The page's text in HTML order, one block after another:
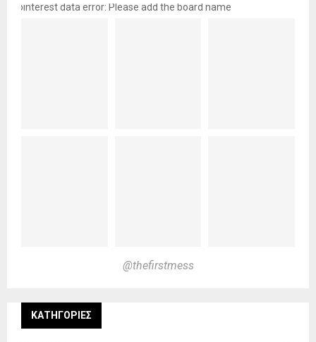
pinterest data error: Please add the board name
@thefirstmess
KΑΤΗΓΟΡΊΕΣ